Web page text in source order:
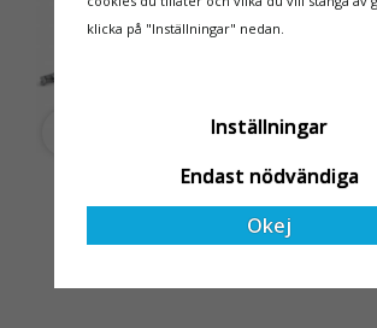
Horisontalstag 190cm
480 kr
klicka på "Inställningar" nedan.
Inställningar
Endast nödvändiga
Okej